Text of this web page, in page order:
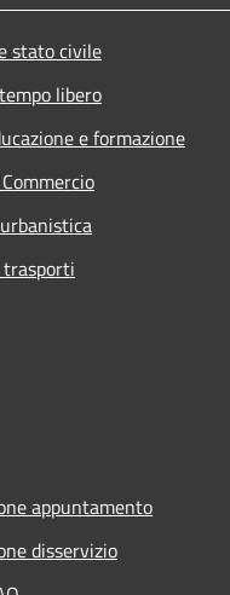
stato civile
libero
e formazione
appuntamento
disservizio